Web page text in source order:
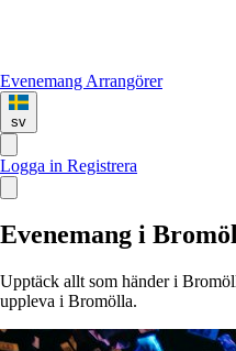
Evenemang Arrangörer
sv
Logga in Registrera
Evenemang i
Upptäck allt som händer i
uppleva i Bromölla.